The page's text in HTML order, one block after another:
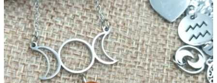
choisies
sur
la
page
du